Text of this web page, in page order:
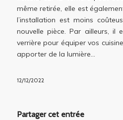
même retirée, elle est
l’installation est moins
nouvelle pièce. Par ailleurs, il
verrière pour équiper vos
apporter de la lumière…
12/12/2022
Partager cet entrée